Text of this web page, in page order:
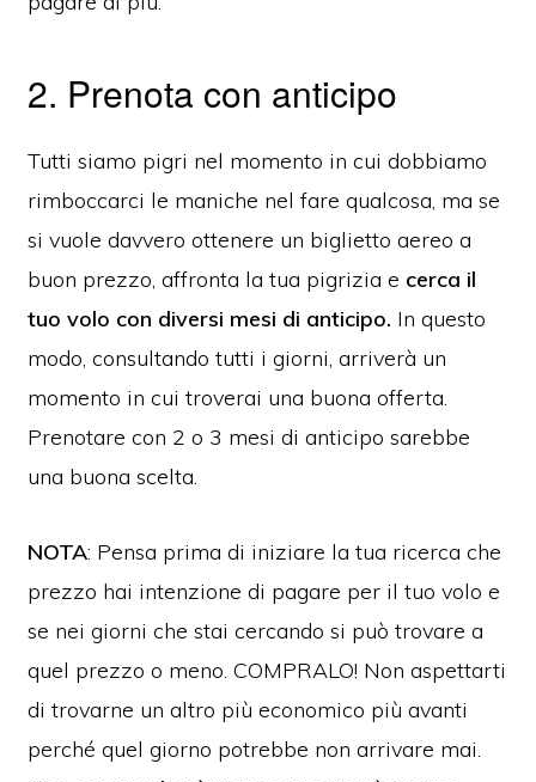
2. Prenota con anticipo
Tutti siamo pigri nel momento in cui dobbiamo
rimboccarci le maniche nel fare qualcosa, ma se
si vuole davvero ottenere un biglietto aereo a
buon prezzo, affronta la tua pigrizia e cerca il
tuo volo con diversi mesi di anticipo. In questo
modo, consultando tutti i giorni, arriverà un
momento in cui troverai una buona offerta.
Prenotare con 2 o 3 mesi di anticipo sarebbe
una buona scelta.
NOTA: Pensa prima di iniziare la tua ricerca che
prezzo hai intenzione di pagare per il tuo volo e
se nei giorni che stai cercando si può trovare a
quel prezzo o meno. COMPRALO! Non aspettarti
di trovarne un altro più economico più avanti
perché quel giorno potrebbe non arrivare mai.